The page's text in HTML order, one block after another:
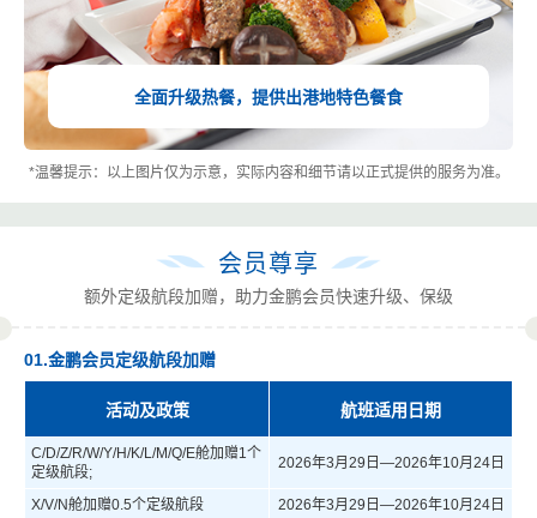
全面升级热餐，提供出港地特色餐食
*温馨提示：以上图片仅为示意，实际内容和细节请以正式提供的服务为准。
会员尊享
额外定级航段加赠，助力金鹏会员快速升级、保级
01.金鹏会员定级航段加赠
活动及政策 航班适用日期
C/D/Z/R/W/Y/H/K/L/M/Q/E舱加赠1个
定级航段;
2026年3月29日—2026年10月24日
X/V/N舱加赠0.5个定级航段
2026年3月29日—2026年10月24日